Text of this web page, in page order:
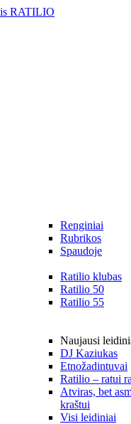
Renginiai
Rubrikos
Spaudoje
Ratilio klubas
Ratilio 50
Ratilio 55
Naujausi
DJ Kaziukas
Etnožadintuvai
Ratilio – ratui
Atviras, bet
kraštui
Visi leidiniai